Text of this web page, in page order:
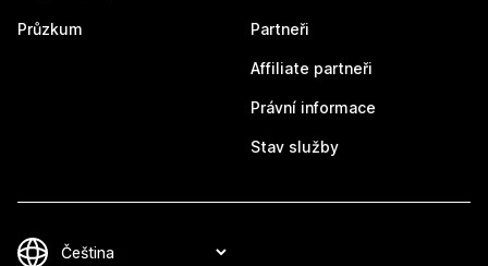
Průzkum Partneři
Affiliate partneři
Právní informace
Stav služby